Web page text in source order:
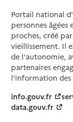
Portail national
personnes
proches, créé
vieillissement. Il
de l'autonomie,
partenaires
l'information des
info.gouv.fr
data.gouv.fr